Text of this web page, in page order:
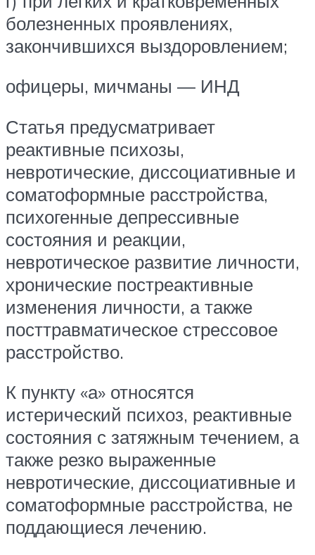
болезненных проявлениях,
закончившихся выздоровлением;
офицеры, мичманы — ИНД
Статья предусматривает
реактивные психозы,
невротические, диссоциативные и
соматоформные расстройства,
психогенные депрессивные
состояния и реакции,
невротическое развитие личности,
хронические постреактивные
изменения личности, а также
посттравматическое стрессовое
расстройство.
К пункту «а» относятся
истерический психоз, реактивные
состояния с затяжным течением, а
также резко выраженные
невротические, диссоциативные и
соматоформные расстройства, не
поддающиеся лечению.